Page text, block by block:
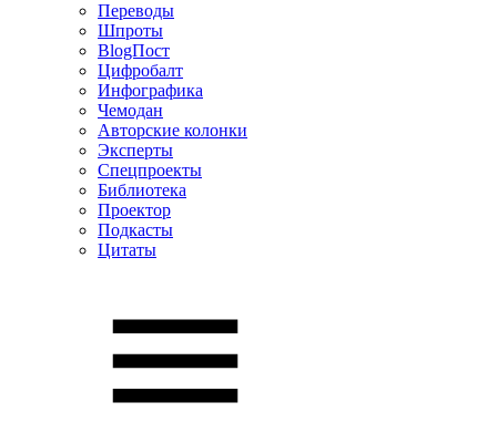
Переводы
Шпроты
BlogПост
Цифробалт
Инфографика
Чемодан
Авторские колонки
Эксперты
Спецпроекты
Библиотека
Проектор
Подкасты
Цитаты